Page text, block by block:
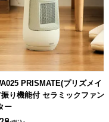
PRISMATE(プリズメイ
振り機能付 セラミックファン
ー